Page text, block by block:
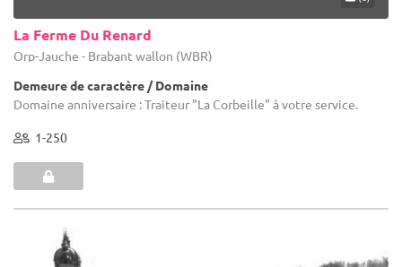
La Ferme Du Renard
Orp-Jauche - Brabant wallon (WBR)
Demeure de caractère / Domaine
Domaine anniversaire : Traiteur "La Corbeille" à votre service.
1-250